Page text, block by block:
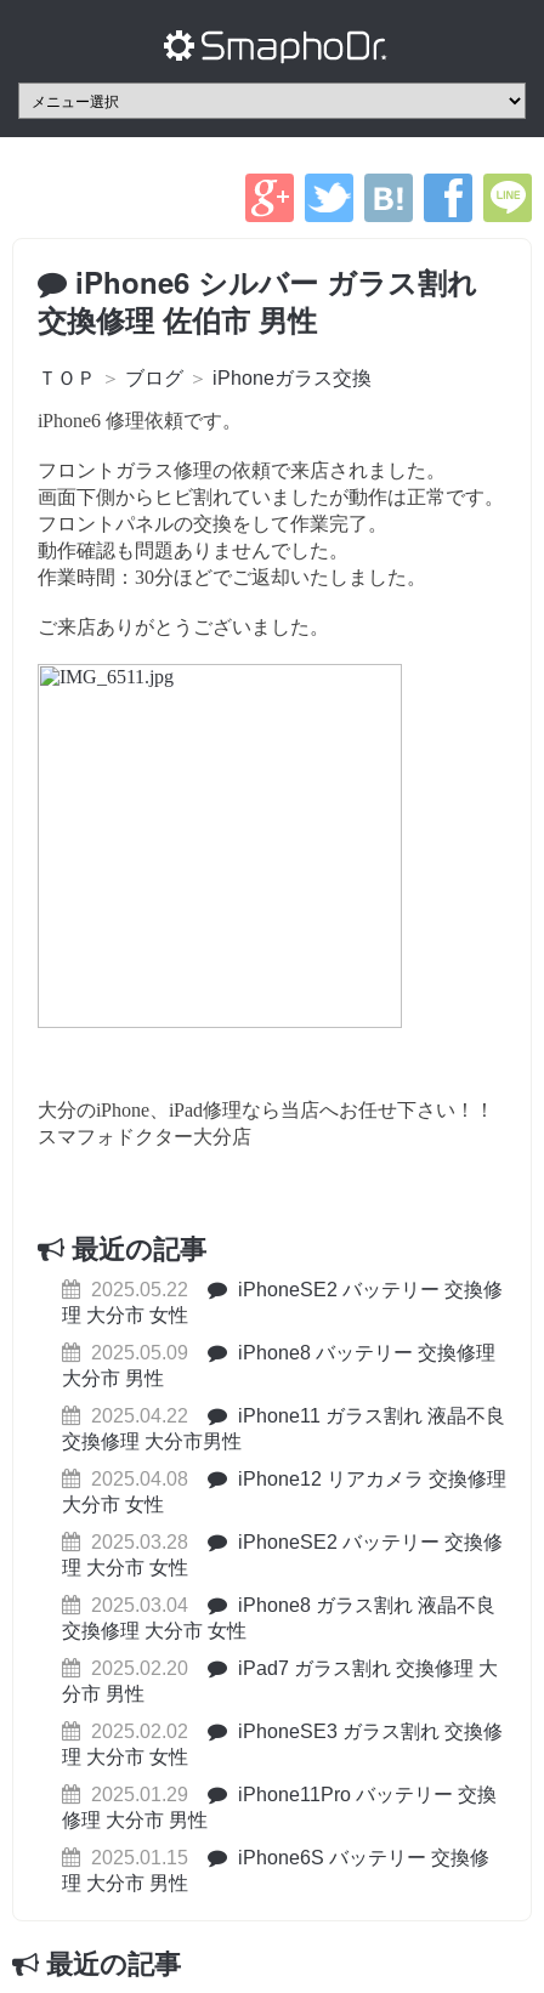
iPhone6 シルバー ガラス割れ
交換修理 佐伯市 男性
ＴＯＰ ＞ ブログ ＞ iPhoneガラス交換
iPhone6 修理依頼です。
フロントガラス修理の依頼で来店されました。
画面下側からヒビ割れていましたが動作は正常です。
フロントパネルの交換をして作業完了。
動作確認も問題ありませんでした。
作業時間：30分ほどでご返却いたしました。
ご来店ありがとうございました。
大分のiPhone、iPad修理なら当店へお任せ下さい！！
スマフォドクター大分店
最近の記事
2025.05.22
iPhoneSE2 バッテリー 交換修
理 大分市 女性
2025.05.09
iPhone8 バッテリー 交換修理
大分市 男性
2025.04.22
iPhone11 ガラス割れ 液晶不良
交換修理 大分市男性
2025.04.08
iPhone12 リアカメラ 交換修理
大分市 女性
2025.03.28
iPhoneSE2 バッテリー 交換修
理 大分市 女性
2025.03.04
iPhone8 ガラス割れ 液晶不良
交換修理 大分市 女性
2025.02.20
iPad7 ガラス割れ 交換修理 大
分市 男性
2025.02.02
iPhoneSE3 ガラス割れ 交換修
理 大分市 女性
2025.01.29
iPhone11Pro バッテリー 交換
修理 大分市 男性
2025.01.15
iPhone6S バッテリー 交換修
理 大分市 男性
最近の記事